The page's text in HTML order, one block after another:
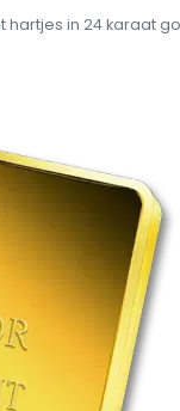
hartjes in 24 karaat